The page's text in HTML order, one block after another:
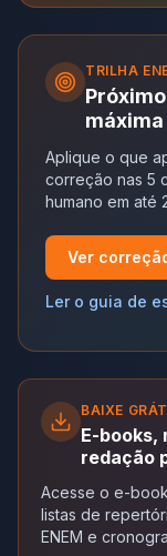
TRILHA
máxima
Aplique o que
correção nas 5
humano em até
Ver
Ler o guia de
BAIXE
E-books,
redação
Acesse o e-
listas de
ENEM e